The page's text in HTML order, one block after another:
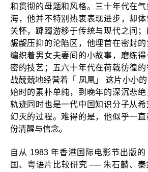
和贯彻的母题和风格。三十年代在气
海，他并不特别热衷表现进步，却
关怀，踯躅游移于传统与现代之间
龌龊压抑的沦陷区，他埋首在密封的
编织着男女夫妻间的小故事，磨练
密的技艺；五六十年代在荷戟彷徨
战兢兢地经营着
「 凤凰 」这片小小
始时的素朴单纯，到晚年的深沉悲
轨迹同时也是一代中国知识分子从希
幻灭的过程。难得的是，他似乎一
份清醒与信念。
自从 1983 年香港国际电影节出版的
国、粤语片比较研究 ── 朱石麟、秦